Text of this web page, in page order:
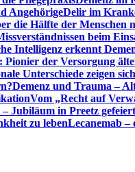
AngehörigeDelir im
die Hälfte der Menschen
beim
Intelligenz erkennt
der Versorgung
Unterschiede zeigen
Demenz und Trauma –
Vom „Recht auf
Jubiläum in Preetz gefeiert
zu lebenLecanemab